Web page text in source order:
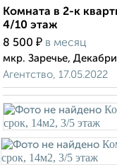
Комната в 2-к
4/10 этаж
8 500 ₽ в месяц
мкр. Заречье,
Агентство, 17.05.2022